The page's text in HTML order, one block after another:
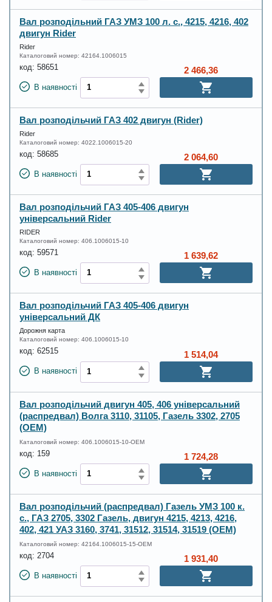
Вал розподільний ГАЗ УМЗ 100 л. с., 4215, 4216, 402
двигун Rider
Rider
Каталоговий номер: 42164.1006015
код: 58651
В наявності
2 466,36
Вал розподільчий ГАЗ 402 двигун (Rider)
Rider
Каталоговий номер: 4022.1006015-20
код: 58685
В наявності
2 064,60
Вал розподільчий ГАЗ 405-406 двигун
універсальний Rider
RIDER
Каталоговий номер: 406.1006015-10
код: 59571
В наявності
1 639,62
Вал розподільчий ГАЗ 405-406 двигун
універсальний ДК
Дорожня карта
Каталоговий номер: 406.1006015-10
код: 62515
В наявності
1 514,04
Вал розподільчий двигун 405, 406 універсальний
(распредвал) Волга 3110, 31105, Газель 3302, 2705
(OEM)
Каталоговий номер: 406.1006015-10-OEM
код: 159
В наявності
1 724,28
Вал розподільчий (распредвал) Газель УМЗ 100 к.
с., ГАЗ 2705, 3302 Газель, двигун 4215, 4213, 4216,
402, 421 УАЗ 3160, 3741, 31512, 31514, 31519 (OEM)
Каталоговий номер: 42164.1006015-15-OEM
код: 2704
В наявності
1 931,40